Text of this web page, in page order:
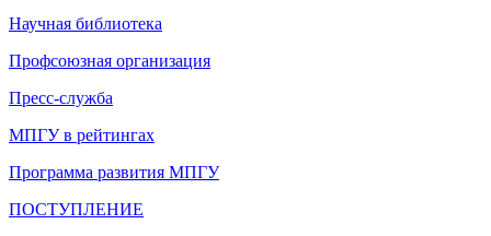
Научная библиотека
Профсоюзная организация
Пресс-служба
МПГУ в рейтингах
Программа развития МПГУ
ПОСТУПЛЕНИЕ